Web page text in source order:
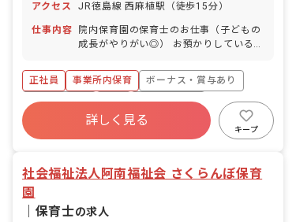
日
アクセス JR徳島線 西麻植駅（徒歩15分）
仕事内容
院内保育園の保育士のお仕事（子どもの
成長がやりがい◎） お預かりしている子
食事・睡眠・排泄・清潔・衣類の着脱等
・集団生活を通じた社会性の装着 ・行事
の計画・実行、お知らせの作成
正社員 事業所内保育
ボーナス・賞与あり
社会保険完備
有給
福利厚生充実
昇給昇進あり
産休育休制度
詳しく見る
キープ
社会福祉法人阿南福祉会 さくらんぼ保育
園
保育士の求人